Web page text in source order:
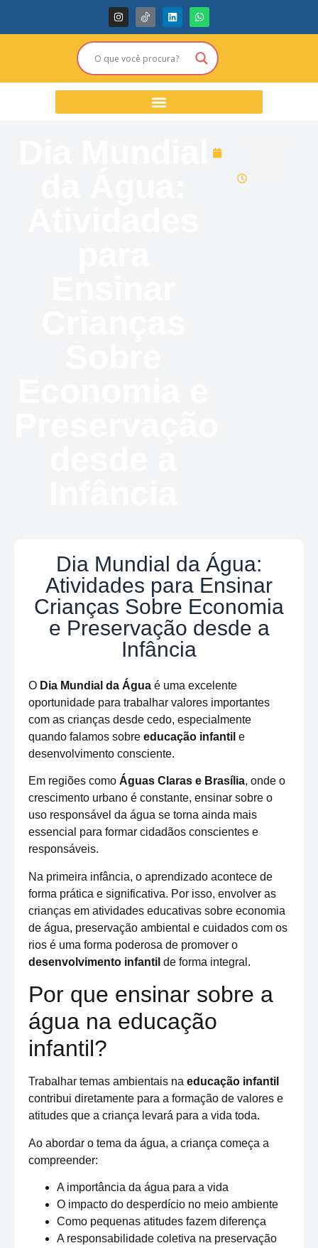
Dia Mundial da Água:
Atividades para Ensinar
Crianças Sobre Economia
e Preservação desde a
Infância
O Dia Mundial da Água é uma excelente
oportunidade para trabalhar valores importantes
com as crianças desde cedo, especialmente
quando falamos sobre educação infantil e
desenvolvimento consciente.
Em regiões como Águas Claras e Brasília, onde o
crescimento urbano é constante, ensinar sobre o
uso responsável da água se torna ainda mais
essencial para formar cidadãos conscientes e
responsáveis.
Na primeira infância, o aprendizado acontece de
forma prática e significativa. Por isso, envolver as
crianças em atividades educativas sobre economia
de água, preservação ambiental e cuidados com os
rios é uma forma poderosa de promover o
desenvolvimento infantil de forma integral.
Por que ensinar sobre a
água na educação
infantil?
Trabalhar temas ambientais na educação infantil
contribui diretamente para a formação de valores e
atitudes que a criança levará para a vida toda.
Ao abordar o tema da água, a criança começa a
compreender:
A importância da água para a vida
O impacto do desperdício no meio ambiente
Como pequenas atitudes fazem diferença
A responsabilidade coletiva na preservação